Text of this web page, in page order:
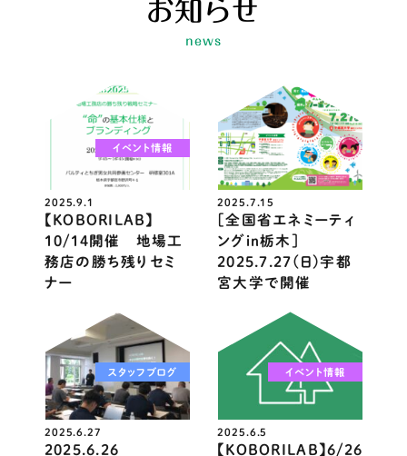
お知らせ
news
イベント情報
2025.9.1
【KOBORILAB】
10/14開催 地場工
務店の勝ち残りセミ
ナー
ニュース
2025.7.15
［全国省エネミーティ
ングin栃木］
2025.7.27(日)宇都
宮大学で開催
スタッフブログ
2025.6.27
2025.6.26
イベント情報
2025.6.5
【KOBORILAB】6/26